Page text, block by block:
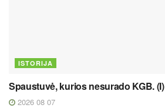
ISTORIJA
Spaustuvė, kurios nesurado KGB. (I)
2026 08 07